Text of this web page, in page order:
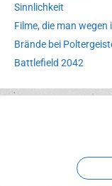
Sinnlichkeit
Filme, die man
Brände bei
Battlefield 2042
Erlebnispark